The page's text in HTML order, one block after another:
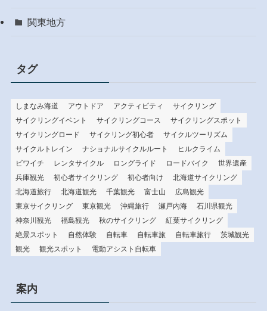
関東地方
タグ
しまなみ海道 アウトドア アクティビティ
サイクリング
サイクリングイベント
サイクリングコース
サイクリングスポット
サイクリングロード
サイクリング初心者
サイクルツーリズム
サイクルトレイン
ナショナルサイクルルート
ヒルクライム
ビワイチ
レンタサイクル ロングライド ロードバイク
世界遺産
兵庫観光
初心者サイクリング 初心者向け
北海道サイクリング
北海道旅行
北海道観光 千葉観光 富士山
広島観光
東京サイクリング
東京観光 沖縄旅行 瀬戸内海
石川県観光
神奈川観光
福島観光 秋のサイクリング
紅葉サイクリング
絶景スポット
自然体験 自転車 自転車旅 自転車旅行
茨城観光
観光
観光スポット 電動アシスト自転車
案内